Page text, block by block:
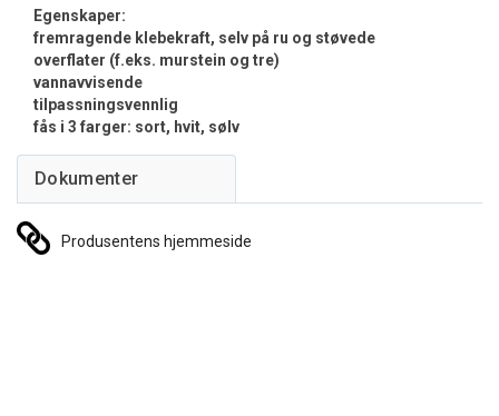
Egenskaper:
fremragende klebekraft, selv på ru og støvede
overflater (f.eks. murstein og tre)
vannavvisende
tilpassningsvennlig
fås i 3 farger: sort, hvit, sølv
Produsentens hjemmeside